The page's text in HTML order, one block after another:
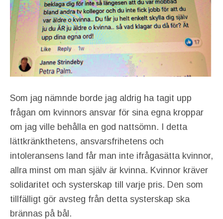
Som jag nämnde borde jag aldrig ha tagit upp
frågan om kvinnors ansvar för sina egna kroppar
om jag ville behålla en god nattsömn. I detta
lättkränkthetens, ansvarsfrihetens och
intoleransens land får man inte ifrågasätta kvinnor,
allra minst om man själv är kvinna. Kvinnor kräver
solidaritet och systerskap till varje pris. Den som
tillfälligt gör avsteg från detta systerskap ska
brännas på bål.